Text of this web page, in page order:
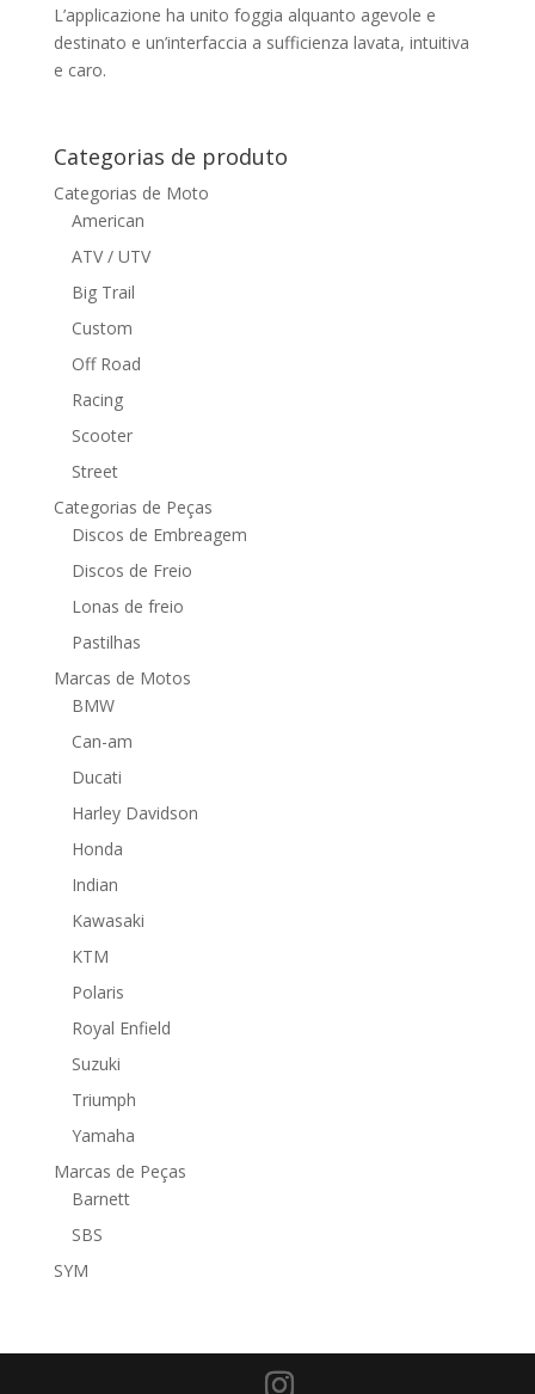
L’applicazione ha unito foggia alquanto agevole e
destinato e un’interfaccia a sufficienza lavata, intuitiva
e caro.
Categorias de produto
Categorias de Moto
American
ATV / UTV
Big Trail
Custom
Off Road
Racing
Scooter
Street
Categorias de Peças
Discos de Embreagem
Discos de Freio
Lonas de freio
Pastilhas
Marcas de Motos
BMW
Can-am
Ducati
Harley Davidson
Honda
Indian
Kawasaki
KTM
Polaris
Royal Enfield
Suzuki
Triumph
Yamaha
Marcas de Peças
Barnett
SBS
SYM